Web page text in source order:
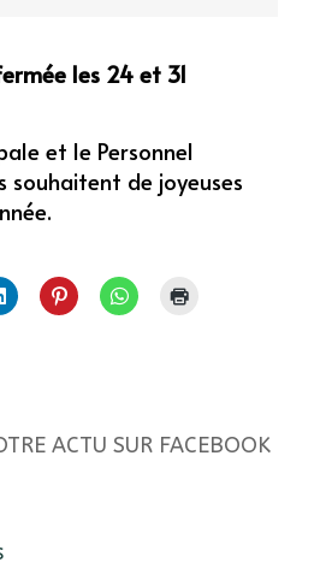
les 24 et 31
et le Personnel
souhaitent de joyeuses
ACTU SUR FACEBOOK